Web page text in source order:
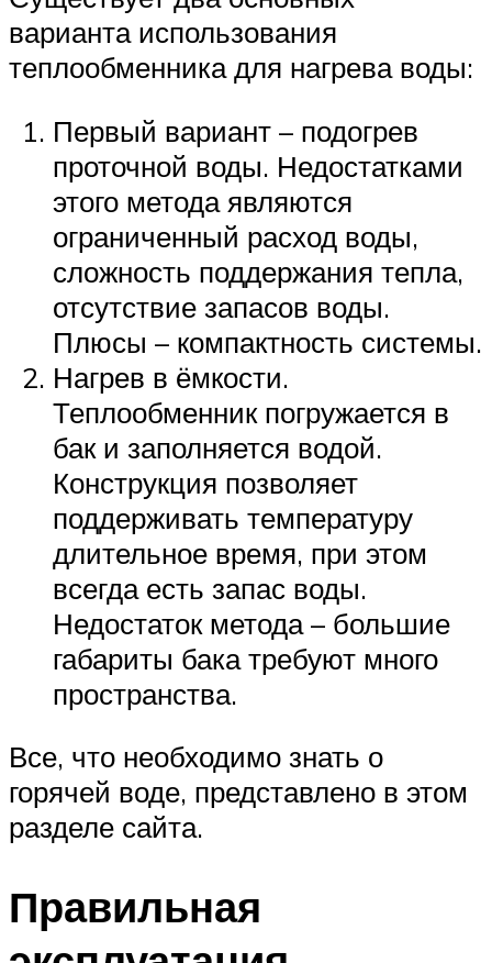
варианта использования
теплообменника для нагрева воды:
Первый вариант – подогрев
проточной воды. Недостатками
этого метода являются
ограниченный расход воды,
сложность поддержания тепла,
отсутствие запасов воды.
Плюсы – компактность системы.
Нагрев в ёмкости.
Теплообменник погружается в
бак и заполняется водой.
Конструкция позволяет
поддерживать температуру
длительное время, при этом
всегда есть запас воды.
Недостаток метода – большие
габариты бака требуют много
пространства.
Все, что необходимо знать о
горячей воде, представлено в этом
разделе сайта.
Правильная